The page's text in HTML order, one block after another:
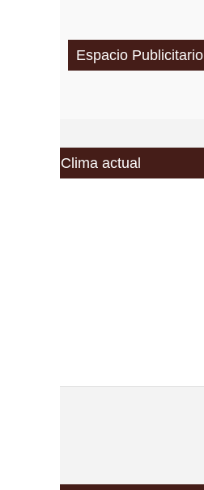
Espacio Publicitario
Clima actual